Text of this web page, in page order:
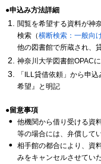
●申込み方法詳細
閲覧を希望する資料が神
検索（横断検索：一般向
他の図書館で所蔵され、
神奈川大学図書館OPAC
「ILL貸借依頼」から申
希望』と明記
●留意事項
他機関から借り受ける資
等の場合には、弁償して
相手館の都合により、資
みをキャンセルさせてい